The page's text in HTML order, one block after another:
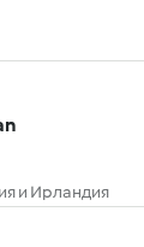
и Ирландия